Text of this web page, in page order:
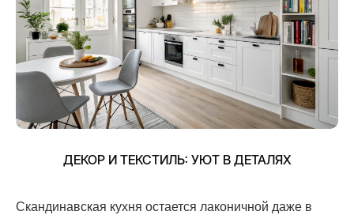
ДЕКОР И ТЕКСТИЛЬ: УЮТ В ДЕТАЛЯХ
Скандинавская кухня остается лаконичной даже в